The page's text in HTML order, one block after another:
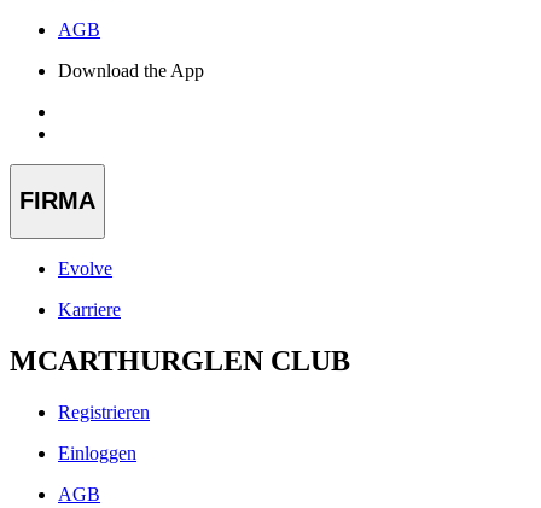
AGB
Download the App
FIRMA
Evolve
Karriere
MCARTHURGLEN CLUB
Registrieren
Einloggen
AGB